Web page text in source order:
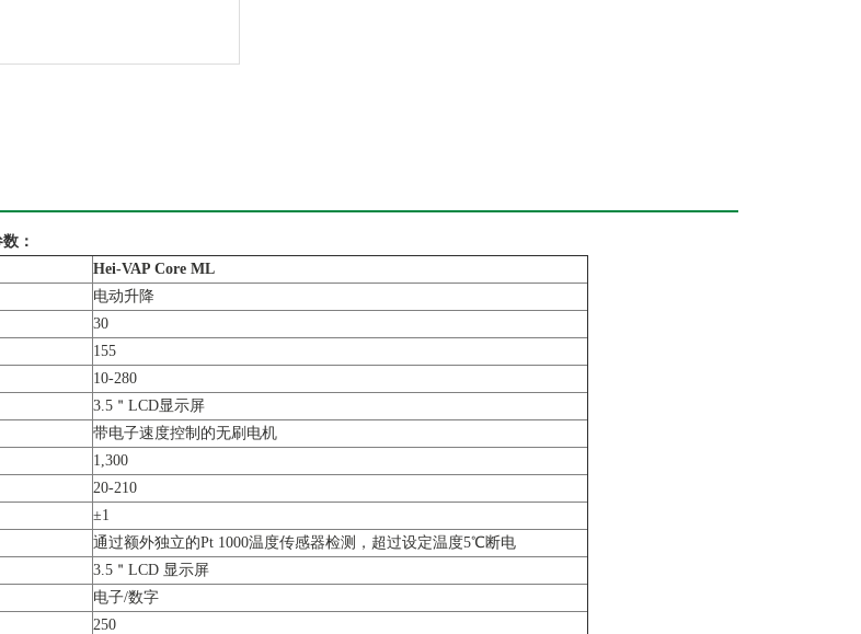
：
Hei-VAP Core ML
电动升降
30
155
10-280
3.5＂LCD显示屏
带电子速度控制的无刷电机
1,300
20-210
±1
通过额外独立的Pt 1000温度传感器检测，超过设定温度5℃断电
3.5＂LCD 显示屏
电子/数字
250